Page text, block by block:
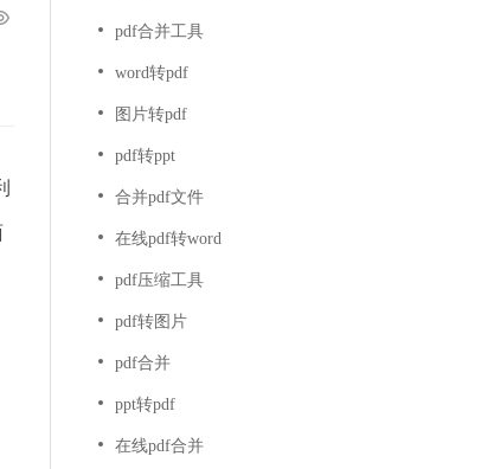
pdf合并工具
word转pdf
图片转pdf
pdf转ppt
合并pdf文件
在线pdf转word
pdf压缩工具
pdf转图片
pdf合并
ppt转pdf
在线pdf合并